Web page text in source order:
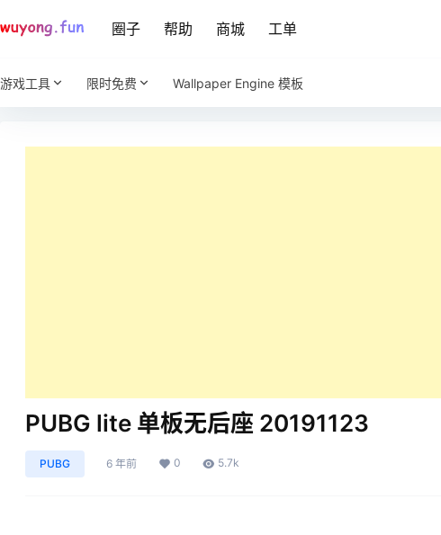
圈子 帮助 商城 工单
游戏工具 限时免费 Wallpaper Engine 模板
PUBG lite 单板无后座 20191123
PUBG 6 年前 0 5.7k